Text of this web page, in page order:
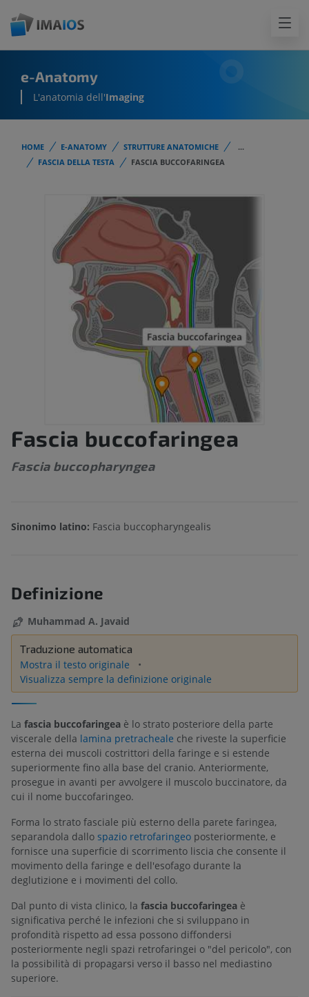
e-Anatomy
L'anatomia dell'Imaging
HOME E-ANATOMY STRUTTURE ANATOMICHE
...
FASCIA DELLA TESTA
FASCIA BUCCOFARINGEA
Fascia buccofaringea
Fascia buccopharyngea
Sinonimo latino: Fascia buccopharyngealis
Definizione
Muhammad A. Javaid
Traduzione automatica
Mostra il testo originale
Visualizza sempre la definizione originale
La fascia buccofaringea è lo strato posteriore della parte
viscerale della lamina pretracheale che riveste la superficie
esterna dei muscoli costrittori della faringe e si estende
superiormente fino alla base del cranio. Anteriormente,
prosegue in avanti per avvolgere il muscolo buccinatore, da
cui il nome buccofaringeo.
Forma lo strato fasciale più esterno della parete faringea,
separandola dallo spazio retrofaringeo posteriormente, e
fornisce una superficie di scorrimento liscia che consente il
movimento della faringe e dell'esofago durante la
deglutizione e i movimenti del collo.
Dal punto di vista clinico, la fascia buccofaringea è
significativa perché le infezioni che si sviluppano in
profondità rispetto ad essa possono diffondersi
posteriormente negli spazi retrofaringei o "del pericolo", con
la possibilità di propagarsi verso il basso nel mediastino
superiore.